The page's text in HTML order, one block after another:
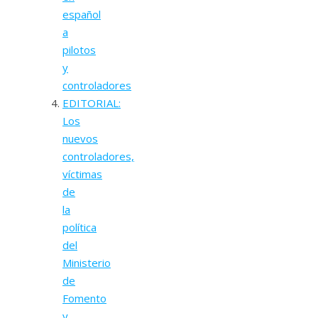
español
a
pilotos
y
controladores
EDITORIAL:
Los
nuevos
controladores,
víctimas
de
la
política
del
Ministerio
de
Fomento